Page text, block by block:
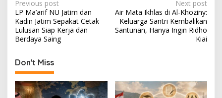
P
o
s
t
n
a
v
Previous post
LP Ma’arif NU Jatim dan
Kadin Jatim Sepakat Cetak
Lulusan Siap Kerja dan
Berdaya Saing
Next post
Air Mata Ikhlas di Al-Khoziny:
Keluarga Santri Kembalikan
Santunan, Hanya Ingin Ridho
Kiai
Don't Miss